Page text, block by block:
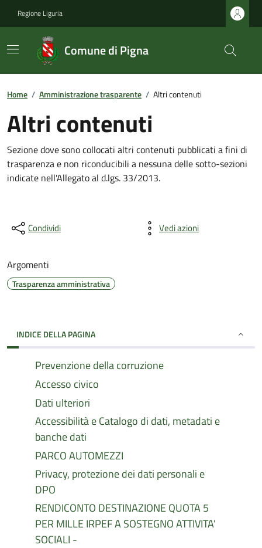
Regione Liguria
Comune di Pigna
Home / Amministrazione trasparente / Altri contenuti
Altri contenuti
Sezione dove sono collocati altri contenuti pubblicati a fini di
trasparenza e non riconducibili a nessuna delle sotto-sezioni
indicate nell'Allegato al d.lgs. 33/2013.
Condividi Vedi azioni
Argomenti
Trasparenza amministrativa
INDICE DELLA PAGINA
Prevenzione della corruzione
Accesso civico
Dati ulteriori
Accessibilità e Catalogo di dati, metadati e
banche dati
PARCO AUTOMEZZI
Privacy, protezione dei dati personali e
DPO
RENDICONTO DESTINAZIONE QUOTA 5
PER MILLE IRPEF A SOSTEGNO ATTIVITA'
SOCIALI -